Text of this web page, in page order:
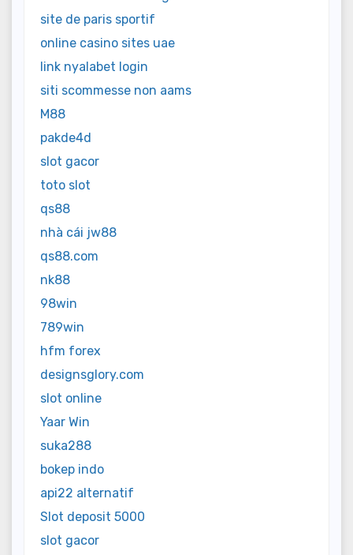
site de paris sportif
online casino sites uae
link nyalabet login
siti scommesse non aams
M88
pakde4d
slot gacor
toto slot
qs88
nhà cái jw88
qs88.com
nk88
98win
789win
hfm forex
designsglory.com
slot online
Yaar Win
suka288
bokep indo
api22 alternatif
Slot deposit 5000
slot gacor